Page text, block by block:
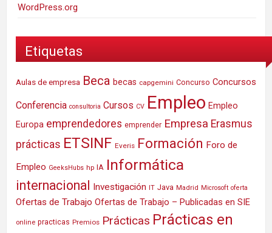
WordPress.org
Etiquetas
Aulas de empresa Beca becas capgemini Concurso Concursos
Conferencia consultoria Cursos CV Empleo Empleo
Europa emprendedores emprender Empresa Erasmus
prácticas ETSINF Everis Formación Foro de
Empleo GeeksHubs hp IA Informática
internacional Investigación IT Java Madrid Microsoft oferta
Ofertas de Trabajo Ofertas de Trabajo – Publicadas en SIE
online practicas Premios Prácticas Prácticas en